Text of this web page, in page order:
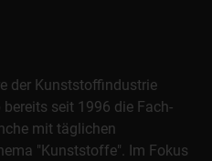
der Kunststoffindustrie
seit 1996 die Fach-
mit täglichen
"Kunststoffe". Im Fokus